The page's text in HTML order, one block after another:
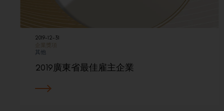
2019-12-31
企業獎項
其他
2019廣東省最佳雇主企業